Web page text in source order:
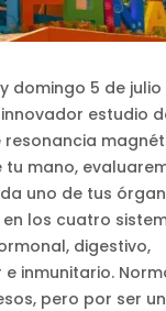
domingo 5 de julio
estudio
tu mano,
uno de tus
los cuatro
digestivo,
inmunitario.
pero por ser